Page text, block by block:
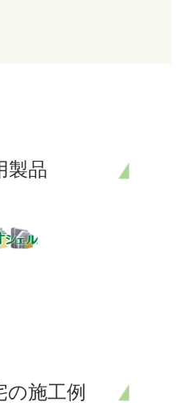
製品
の施工例